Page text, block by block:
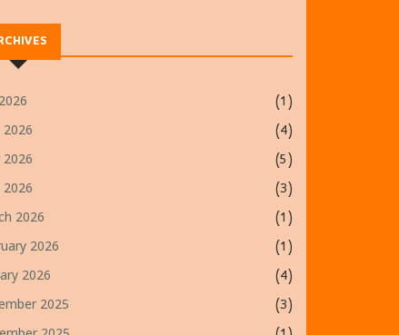
(1)
2026
(4)
2026
(5)
2026
(3)
2026
(1)
2026
(1)
2026
(4)
2025
(3)